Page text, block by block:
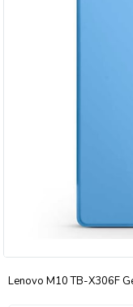
Lenovo M10 TB-X306F